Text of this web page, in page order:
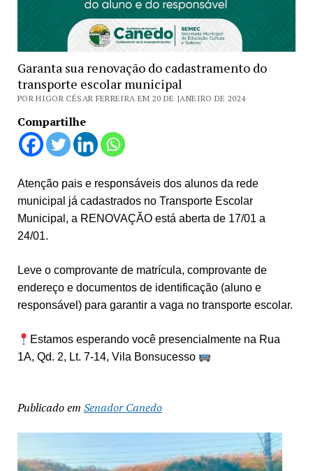
Garanta sua renovação do cadastramento do
transporte escolar municipal
POR HIGOR CÉSAR FERREIRA EM 20 DE JANEIRO DE 2024
Compartilhe
Atenção pais e responsáveis dos alunos da rede
municipal já cadastrados no Transporte Escolar
Municipal, a RENOVAÇÃO está aberta de 17/01 a
24/01.
Leve o comprovante de matrícula, comprovante de
endereço e documentos de identificação (aluno e
responsável) para garantir a vaga no transporte escolar.
Estamos esperando você presencialmente na Rua
1A, Qd. 2, Lt. 7-14, Vila Bonsucesso
Publicado em Senador Canedo